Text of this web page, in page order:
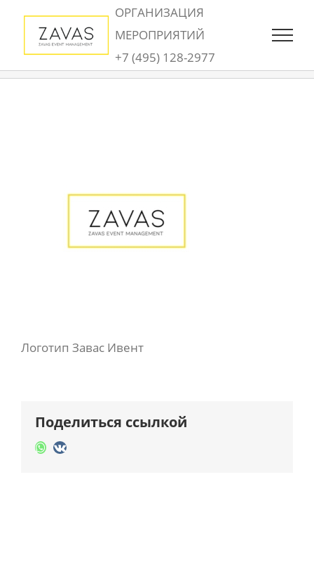
content
ОРГАНИЗАЦИЯ
МЕРОПРИЯТИЙ
+7 (495) 128-2977
Логотип Завас Ивент
Поделиться ссылкой
Whatsapp
Vk